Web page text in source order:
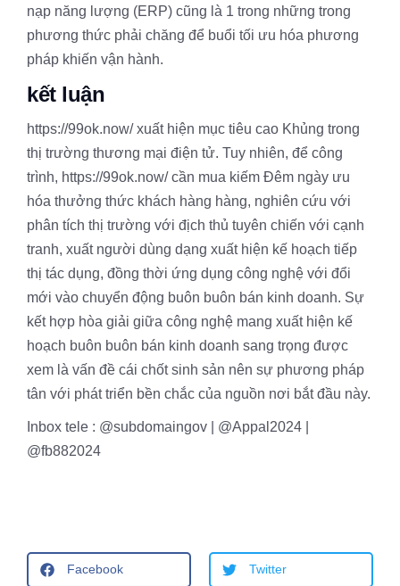
nạp năng lượng (ERP) cũng là 1 trong những trong
phương thức phải chăng để buổi tối ưu hóa phương
pháp khiến vận hành.
kết luận
https://99ok.now/ xuất hiện mục tiêu cao Khủng trong
thị trường thương mại điện tử. Tuy nhiên, để công
trình, https://99ok.now/ cần mua kiếm Đêm ngày ưu
hóa thưởng thức khách hàng hàng, nghiên cứu với
phân tích thị trường với địch thủ tuyên chiến với cạnh
tranh, xuất người dùng dạng xuất hiện kế hoạch tiếp
thị tác dụng, đồng thời ứng dụng công nghệ với đổi
mới vào chuyển động buôn buôn bán kinh doanh. Sự
kết hợp hòa giải giữa công nghệ mang xuất hiện kế
hoạch buôn buôn bán kinh doanh sang trọng được
xem là vấn đề cái chốt sinh sản nên sự phương pháp
tân với phát triển bền chắc của nguồn nơi bắt đầu này.
Inbox tele : @subdomaingov | @Appal2024 |
@fb882024
Facebook Twitter